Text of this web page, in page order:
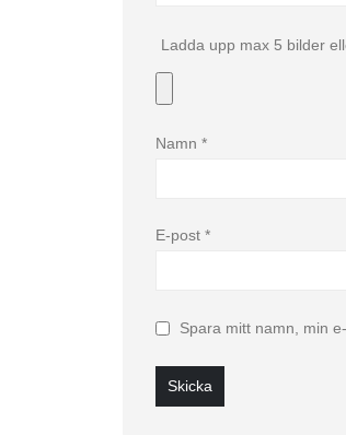
Ladda upp max 5 bilder
Namn *
E-post *
Spara mitt namn, min